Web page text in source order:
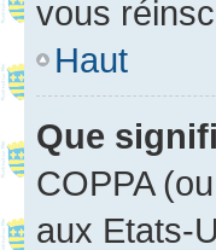
vous
Haut
Que
COPPA (ou
aux Etats-